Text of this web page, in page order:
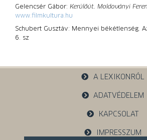
Gelencsér Gábor: Kerülőút. Moldoványi
www.filmkultura.hu
Schubert Gusztáv: Mennyei békétlenség.
6. sz
A LEXIKONRÓL
ADATVÉDELEM
KAPCSOLAT
IMPRESSZUM